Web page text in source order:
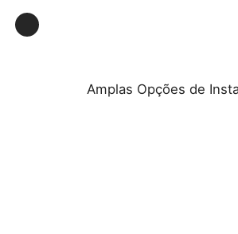
Amplas Opções de